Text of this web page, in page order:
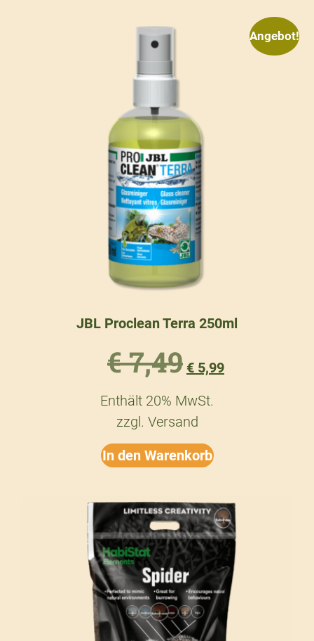
Angebot!
JBL Proclean Terra 250ml
€7,49 € 5,99
Enthält 20% MwSt.
zzgl. Versand
In den Warenkorb